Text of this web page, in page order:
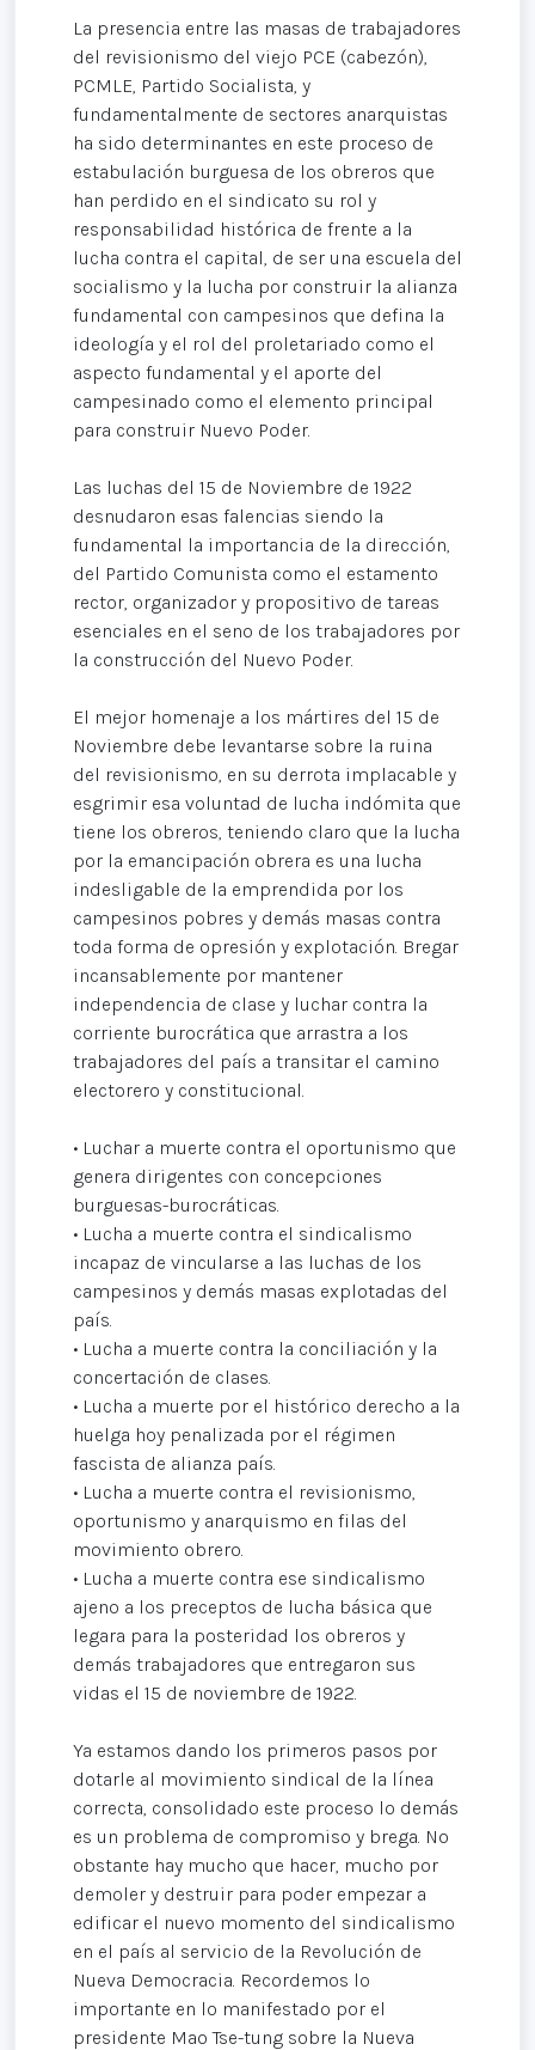
La presencia entre las masas de trabajadores
del revisionismo del viejo PCE (cabezón),
PCMLE, Partido Socialista, y
fundamentalmente de sectores anarquistas
ha sido determinantes en este proceso de
estabulación burguesa de los obreros que
han perdido en el sindicato su rol y
responsabilidad histórica de frente a la
lucha contra el capital, de ser una escuela del
socialismo y la lucha por construir la alianza
fundamental con campesinos que defina la
ideología y el rol del proletariado como el
aspecto fundamental y el aporte del
campesinado como el elemento principal
para construir Nuevo Poder.
Las luchas del 15 de Noviembre de 1922
desnudaron esas falencias siendo la
fundamental la importancia de la dirección,
del Partido Comunista como el estamento
rector, organizador y propositivo de tareas
esenciales en el seno de los trabajadores por
la construcción del Nuevo Poder.
El mejor homenaje a los mártires del 15 de
Noviembre debe levantarse sobre la ruina
del revisionismo, en su derrota implacable y
esgrimir esa voluntad de lucha indómita que
tiene los obreros, teniendo claro que la lucha
por la emancipación obrera es una lucha
indesligable de la emprendida por los
campesinos pobres y demás masas contra
toda forma de opresión y explotación. Bregar
incansablemente por mantener
independencia de clase y luchar contra la
corriente burocrática que arrastra a los
trabajadores del país a transitar el camino
electorero y constitucional.
• Luchar a muerte contra el oportunismo que
genera dirigentes con concepciones
burguesas-burocráticas.
• Lucha a muerte contra el sindicalismo
incapaz de vincularse a las luchas de los
campesinos y demás masas explotadas del
país.
• Lucha a muerte contra la conciliación y la
concertación de clases.
• Lucha a muerte por el histórico derecho a la
huelga hoy penalizada por el régimen
fascista de alianza país.
• Lucha a muerte contra el revisionismo,
oportunismo y anarquismo en filas del
movimiento obrero.
• Lucha a muerte contra ese sindicalismo
ajeno a los preceptos de lucha básica que
legara para la posteridad los obreros y
demás trabajadores que entregaron sus
vidas el 15 de noviembre de 1922.
Ya estamos dando los primeros pasos por
dotarle al movimiento sindical de la línea
correcta, consolidado este proceso lo demás
es un problema de compromiso y brega. No
obstante hay mucho que hacer, mucho por
demoler y destruir para poder empezar a
edificar el nuevo momento del sindicalismo
en el país al servicio de la Revolución de
Nueva Democracia. Recordemos lo
importante en lo manifestado por el
presidente Mao Tse-tung sobre la Nueva